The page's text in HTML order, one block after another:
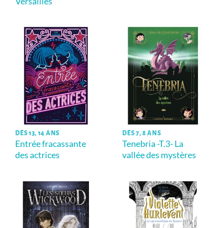
DÈS 13, 14 ANS
Entrée fracassante
des actrices
DÈS 7, 8 ANS
Tenebria -T.3- La
vallée des mystères